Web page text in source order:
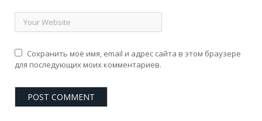
Сохранить моё имя, email и адрес сайта в этом браузере
для последующих моих комментариев.